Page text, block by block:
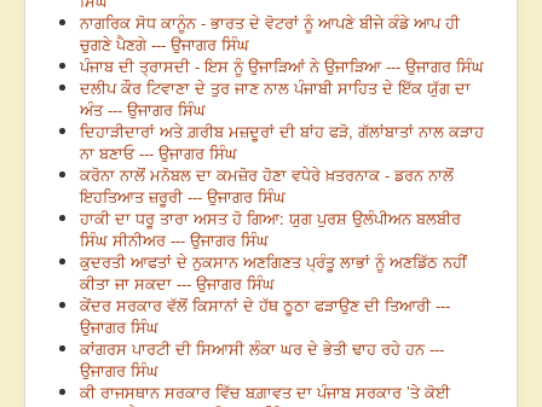
ਨਾਗਰਿਕ ਸੋਧ ਕਾਨੂੰਨ - ਭਾਰਤ ਦੇ ਵੋਟਰਾਂ ਨੂੰ ਆਪਣੇ ਬੀਜੇ ਕੰਡੇ ਆਪ ਹੀ
ਚੁਗਣੇ ਪੈਣਗੇ --- ਉਜਾਗਰ ਸਿੰਘ
ਪੰਜਾਬ ਦੀ ਤ੍ਰਾਸਦੀ - ਇਸ ਨੂੰ ਉਜਾੜਿਆਂ ਨੇ ਉਜਾੜਿਆ --- ਉਜਾਗਰ ਸਿੰਘ
ਦਲੀਪ ਕੌਰ ਟਿਵਾਣਾ ਦੇ ਤੁਰ ਜਾਣ ਨਾਲ ਪੰਜਾਬੀ ਸਾਹਿਤ ਦੇ ਇੱਕ ਯੁੱਗ ਦਾ
ਅੰਤ --- ਉਜਾਗਰ ਸਿੰਘ
ਦਿਹਾੜੀਦਾਰਾਂ ਅਤੇ ਗ਼ਰੀਬ ਮਜ਼ਦੂਰਾਂ ਦੀ ਬਾਂਹ ਫੜੋ, ਗੱਲਾਂਬਾਤਾਂ ਨਾਲ ਕੜਾਹ
ਨਾ ਬਣਾਓ --- ਉਜਾਗਰ ਸਿੰਘ
ਕਰੋਨਾ ਨਾਲੋਂ ਮਨੋਬਲ ਦਾ ਕਮਜ਼ੋਰ ਹੋਣਾ ਵਧੇਰੇ ਖ਼ਤਰਨਾਕ - ਡਰਨ ਨਾਲੋਂ
ਇਹਤਿਆਤ ਜ਼ਰੂਰੀ --- ਉਜਾਗਰ ਸਿੰਘ
ਹਾਕੀ ਦਾ ਧਰੂ ਤਾਰਾ ਅਸਤ ਹੋ ਗਿਆ: ਯੁਗ ਪੁਰਸ਼ ਉਲੰਪੀਅਨ ਬਲਬੀਰ
ਸਿੰਘ ਸੀਨੀਅਰ --- ਉਜਾਗਰ ਸਿੰਘ
ਕੁਦਰਤੀ ਆਫਤਾਂ ਦੇ ਨੁਕਸਾਨ ਅਣਗਿਣਤ ਪ੍ਰੰਤੂ ਲਾਭਾਂ ਨੂੰ ਅਣਡਿੱਠ ਨਹੀਂ
ਕੀਤਾ ਜਾ ਸਕਦਾ --- ਉਜਾਗਰ ਸਿੰਘ
ਕੇਂਦਰ ਸਰਕਾਰ ਵੱਲੋਂ ਕਿਸਾਨਾਂ ਦੇ ਹੱਥ ਠੂਠਾ ਫੜਾਉਣ ਦੀ ਤਿਆਰੀ ---
ਉਜਾਗਰ ਸਿੰਘ
ਕਾਂਗਰਸ ਪਾਰਟੀ ਦੀ ਸਿਆਸੀ ਲੰਕਾ ਘਰ ਦੇ ਭੇਤੀ ਢਾਹ ਰਹੇ ਹਨ ---
ਉਜਾਗਰ ਸਿੰਘ
ਕੀ ਰਾਜਸਥਾਨ ਸਰਕਾਰ ਵਿੱਚ ਬਗ਼ਾਵਤ ਦਾ ਪੰਜਾਬ ਸਰਕਾਰ ’ਤੇ ਕੋਈ